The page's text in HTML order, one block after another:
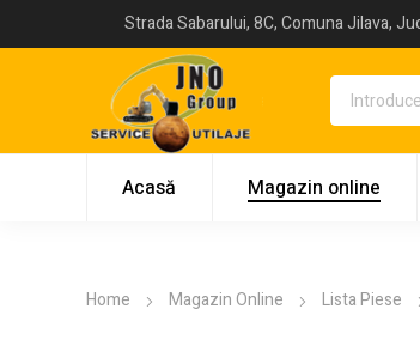
Strada Sabarului, 8C, Comuna Jilava,
Acasă Magazin online
Home Magazin Online Lista Piese